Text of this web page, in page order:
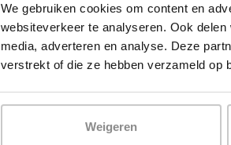
We gebruiken cookies om content en
websiteverkeer te analyseren. Ook
media, adverteren en analyse. Deze
verstrekt of die ze hebben verzameld op
Weigeren
22,3 kg
150x50,4 cm
50,4 cm